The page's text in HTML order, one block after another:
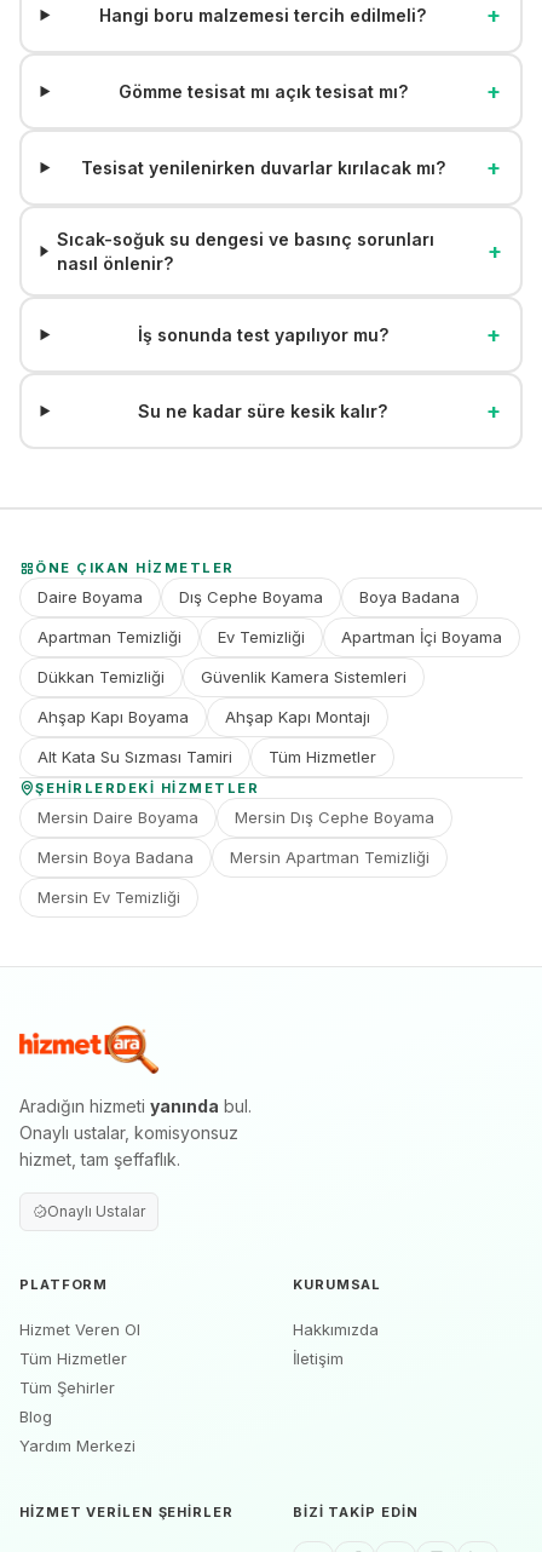
Hangi boru malzemesi tercih edilmeli? +
Gömme tesisat mı açık tesisat mı? +
Tesisat yenilenirken duvarlar kırılacak mı? +
Sıcak-soğuk su dengesi ve basınç sorunları
nasıl önlenir?
+
İş sonunda test yapılıyor mu? +
Su ne kadar süre kesik kalır? +
ÖNE ÇIKAN HIZMETLER
Daire Boyama Dış Cephe Boyama Boya Badana
Apartman Temizliği Ev Temizliği Apartman İçi Boyama
Dükkan Temizliği Güvenlik Kamera Sistemleri
Ahşap Kapı Boyama Ahşap Kapı Montajı
Alt Kata Su Sızması Tamiri Tüm Hizmetler
ŞEHIRLERDEKI HIZMETLER
Mersin Daire Boyama Mersin Dış Cephe Boyama
Mersin Boya Badana Mersin Apartman Temizliği
Mersin Ev Temizliği
Aradığın hizmeti yanında bul.
Onaylı ustalar, komisyonsuz
hizmet, tam şeffaflık.
Onaylı Ustalar
PLATFORM
Hizmet Veren Ol
Tüm Hizmetler
Tüm Şehirler
Blog
Yardım Merkezi
KURUMSAL
Hakkımızda
İletişim
HIZMET VERILEN ŞEHIRLER BIZI TAKIP EDIN